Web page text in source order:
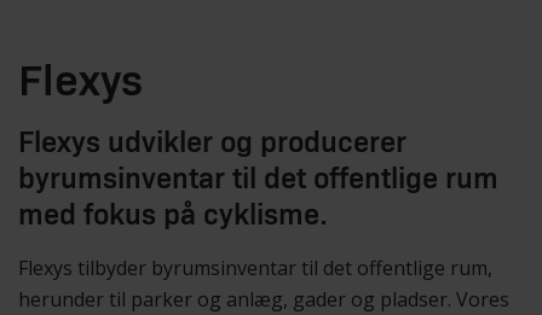
Flexys
Flexys udvikler og producerer
byrumsinventar til det offentlige rum
med fokus på cyklisme.
Flexys tilbyder byrumsinventar til det offentlige rum,
herunder til parker og anlæg, gader og pladser. Vores